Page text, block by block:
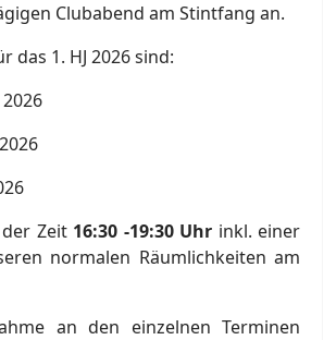
Clubabend am Stintfang an.
das 1. HJ 2026 sind:
Zeit 16:30 -19:30 Uhr inkl. einer
normalen Räumlichkeiten am
an den einzelnen Terminen